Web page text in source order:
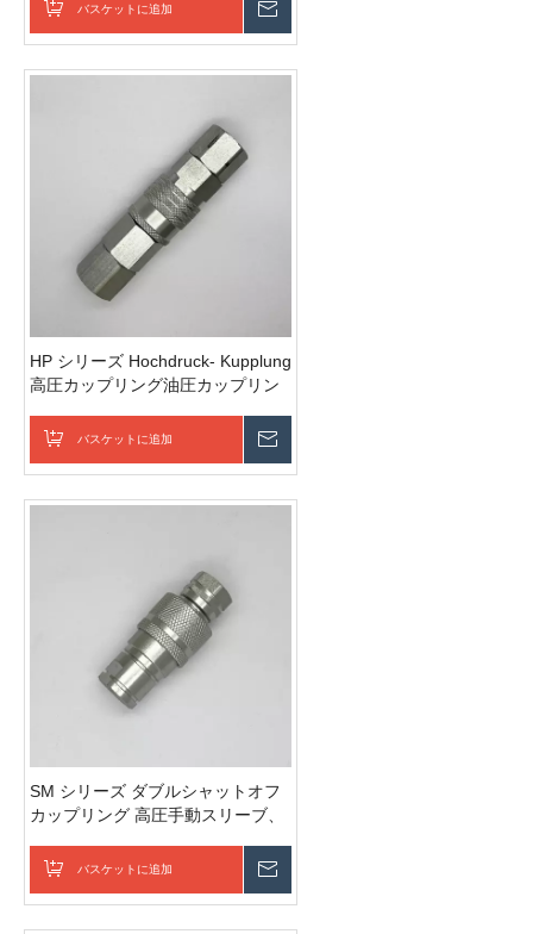
バスケットに追加
HP シリーズ Hochdruck- Kupplung
高圧カップリング油圧カップリン
バスケットに追加
SM シリーズ ダブルシャットオフ
カップリング 高圧手動スリーブ、
プリングバスケットに追加